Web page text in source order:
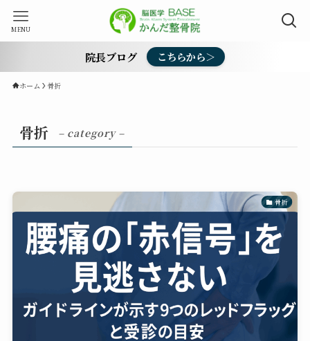
MENU
院長ブログ こちらから＞
ホーム 骨折
骨折 – category –
骨折